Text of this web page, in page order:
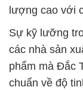
lượng cao với
Sự kỹ lưỡng
các nhà sản
phẩm mà Đắc
chuẩn về độ